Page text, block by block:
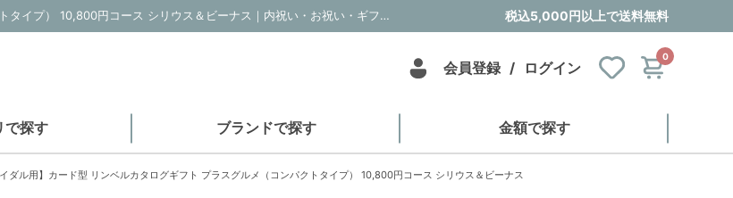
【ブライダル用】カード型 リンベルカタログギフト プラスグルメ（コンパクトタイプ） 10,800円コース シリウス＆ビーナス｜内祝い・お祝い・ギフト・贈り物の通販サイトtheDe(ザディー) 税込5,000円以上で送料無料
会員登録 / ログイン
0
で探す ブランドで探す 金額で探す
イダル用】カード型 リンベルカタログギフト プラスグルメ（コンパクトタイプ） 10,800円コース シリウス＆ビーナス